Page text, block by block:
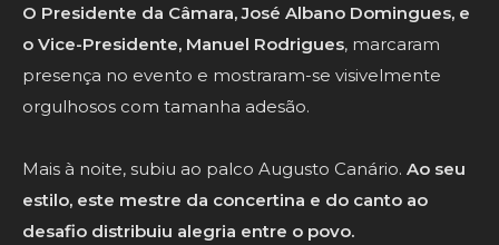
O Presidente da Câmara, José Albano Domingues, e
o Vice-Presidente, Manuel Rodrigues, marcaram
presença no evento e mostraram-se visivelmente
orgulhosos com tamanha adesão.
Mais à noite, subiu ao palco Augusto Canário. Ao seu
estilo, este mestre da concertina e do canto ao
desafio distribuiu alegria entre o povo.